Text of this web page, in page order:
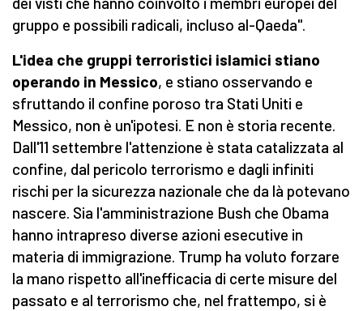
gruppo e possibili radicali, incluso al-Qaeda".
L'idea che gruppi terroristici islamici stiano
operando in Messico, e stiano osservando e
sfruttando il confine poroso tra Stati Uniti e
Messico, non è un'ipotesi. E non è storia recente.
Dall'11 settembre l'attenzione è stata catalizzata al
confine, dal pericolo terrorismo e dagli infiniti
rischi per la sicurezza nazionale che da là potevano
nascere. Sia l'amministrazione Bush che Obama
hanno intrapreso diverse azioni esecutive in
materia di immigrazione. Trump ha voluto forzare
la mano rispetto all'inefficacia di certe misure del
passato e al terrorismo che, nel frattempo, si è